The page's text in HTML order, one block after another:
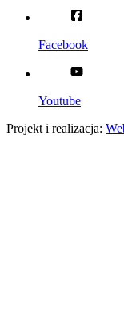
Facebook
Youtube
Projekt i realizacja: